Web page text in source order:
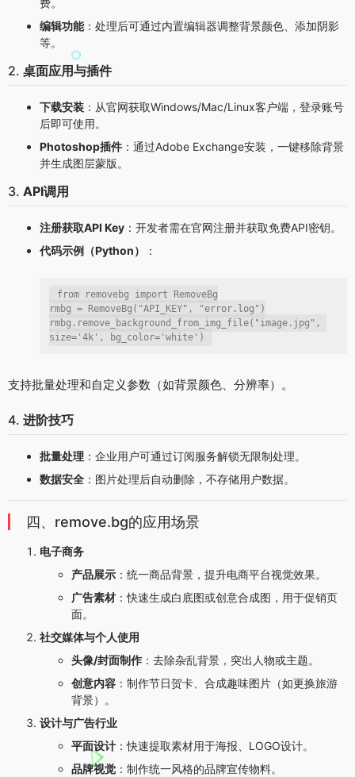
费。
编辑功能：处理后可通过内置编辑器调整背景颜色、添加阴影
等。
2. 桌面应用与插件
下载安装 ：从官网获取Windows/Mac/Linux客户端，登录账号
后即可使用。
Photoshop插件 ：通过Adobe Exchange安装，一键移除背景
并生成图层蒙版。
3. API调用
注册获取API Key ：开发者需在官网注册并获取免费API密钥。
代码示例（Python）
：
from removebg import RemoveBg
rmbg = RemoveBg( "API_KEY" , "error.log" )
rmbg.remove_background_from_img_file( "image.jpg" ,
size= '4k' , bg_color= 'white'
支持批量处理和自定义参数（如背景颜色、分辨率）。
4. 进阶技巧
批量处理 ：企业用户可通过订阅服务解锁无限制处理。
数据安全 ：图片处理后自动删除，不存储用户数据。
四、remove.bg的应用场景
电子商务
产品展示 ：统一商品背景，提升电商平台视觉效果。
广告素材 ：快速生成白底图或创意合成图，用于促销页
面。
社交媒体与个人使用
头像/封面制作 ：去除杂乱背景，突出人物或主题。
创意内容 ：制作节日贺卡、合成趣味图片（如更换旅游
背景）。
设计与广告行业
平面设计 ：快速提取素材用于海报、LOGO设计。
品牌视觉 ：制作统一风格的品牌宣传物料。